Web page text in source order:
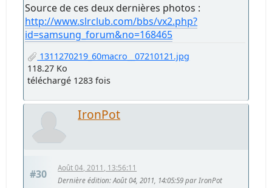
Source de ces deux dernières photos :
http://www.slrclub.com/bbs/vx2.php?
id=samsung_forum&no=168465
1311270219_60macro__07210121.jpg
118.27 Ko
téléchargé 1283 fois
IronPot
#30
Août 04, 2011, 13:56:11
Dernière édition: Août 04, 2011, 14:05:59 par IronPot